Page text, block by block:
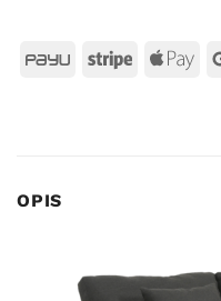
OPIS